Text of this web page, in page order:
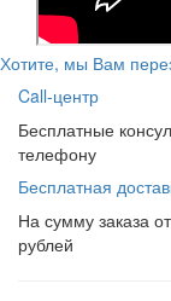
Хотите, мы Вам
Call-центр
Бесплатные
телефону
Бесплатная
На сумму заказа
рублей